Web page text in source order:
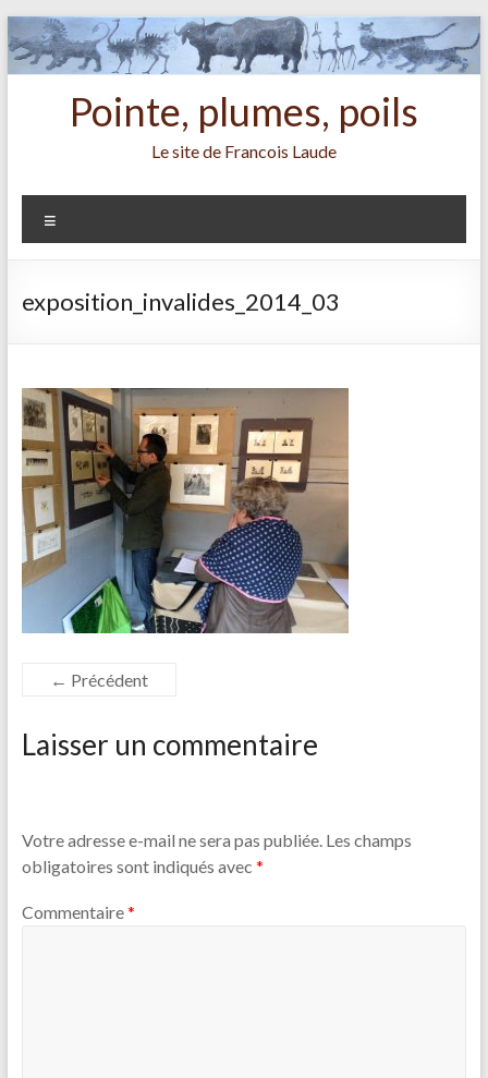
Aller
au
contenu
Pointe, plumes, poils
Le site de Francois Laude
exposition_invalides_2014_03
← Précédent
Laisser un commentaire
Votre adresse e-mail ne sera pas publiée. Les champs
obligatoires sont indiqués avec *
Commentaire*